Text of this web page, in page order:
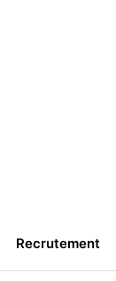
Recrutement